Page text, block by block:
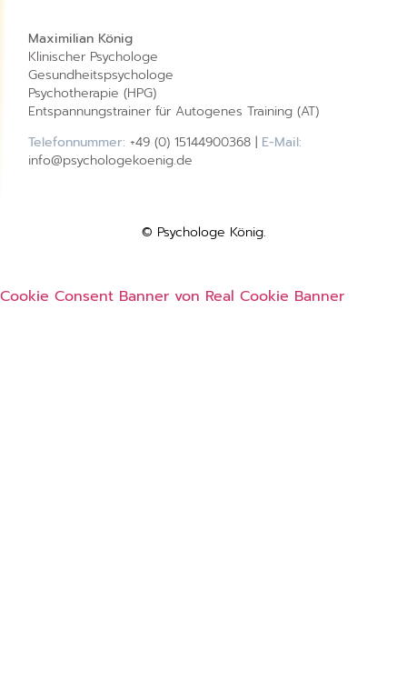
Maximilian König
Klinischer Psychologe
Gesundheitspsychologe
Psychotherapie (HPG)
Entspannungstrainer für Autogenes Training (AT)
Telefonnummer: +49 (0) 15144900368 | E-Mail:
info@psychologekoenig.de
© Psychologe König.
Cookie Consent Banner von Real Cookie Banner